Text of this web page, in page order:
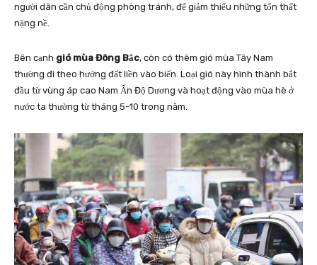
người dân cần chủ động phòng tránh, để giảm thiểu những tổn thất
nặng nề.
Bên cạnh gió mùa Đông Bắc, còn có thêm gió mùa Tây Nam
thường đi theo hướng đất liền vào biển. Loại gió này hình thành bắt
đầu từ vùng áp cao Nam Ấn Độ Dương và hoạt động vào mùa hè ở
nước ta thường từ tháng 5-10 trong năm.